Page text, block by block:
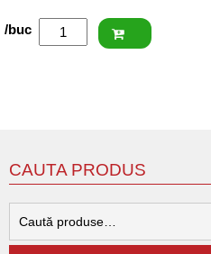
Cantitate
/buc
CAUTA PRODUS